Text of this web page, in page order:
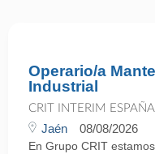
Operario/a
Industrial
CRIT INTERIM ESPAÑA
Jaén 08/08/2026
En Grupo CRIT